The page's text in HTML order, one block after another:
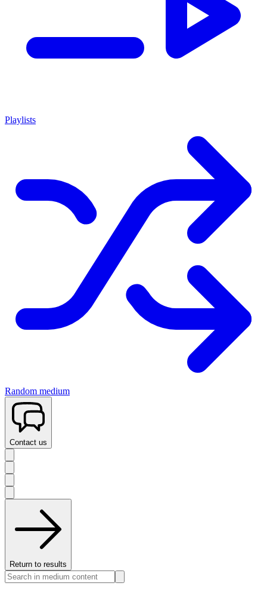
Playlists
Random medium
Contact us
Return to results